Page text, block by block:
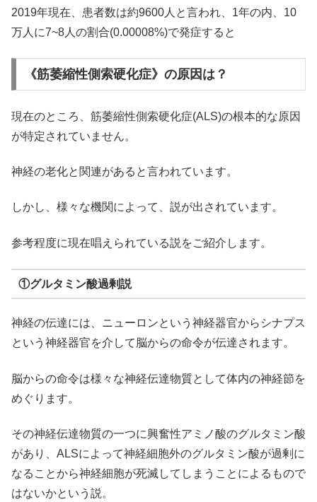
2019年現在、患者数は約9600人と言われ、1年の内、10
万人に7~8人の割合(0.00008%)で発症すると
《筋萎縮性側索硬化症》の原因は？
現在のところ、筋萎縮性側索硬化症(ALS)の根本的な原因
が特定されていません。
神経の老化と関連があると言われています。
しかし、様々な機関によって、説が出されています。
参考程度に現在唱えられている説をご紹介します。
①グルタミン酸過剰説
神経の伝達には、ニューロンという神経器官からシナプス
という神経器官を介して脳からの命令が伝達されます。
脳からの命令は様々な神経伝達物質として体内の神経節を
めぐります。
その神経伝達物質の一つに興奮性アミノ酸のグルタミン酸
があり、ALSによって神経細胞外のグルタミン酸が過剰に
なることから神経細胞が死滅してしまうことによるもので
はないかという説。